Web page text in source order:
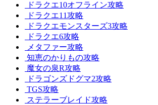
ドラクエ10オフライン攻略
ドラクエ11攻略
ドラクエモンスターズ3攻略
ドラクエ6攻略
メタファー攻略
知恵のかりもの攻略
魔女の泉R攻略
ドラゴンズドグマ2攻略
TGS攻略
ステラーブレイド攻略